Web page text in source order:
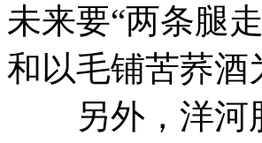
未来要“两条腿
和以毛铺苦荞
另外，洋河股